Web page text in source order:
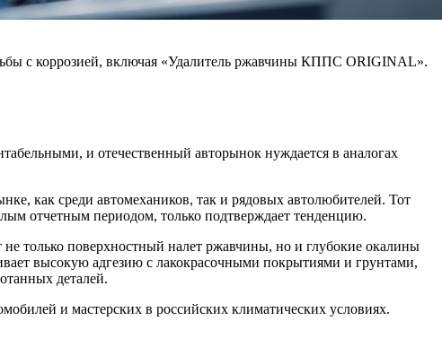
с коррозией, включая «Удалитель ржавчины КППС ORIGINAL».
и отечественный авторынок нуждается в аналогах
как среди автомехаников, так и рядовых автолюбителей. Тот
отчетным периодом, только подтверждает тенденцию.
не только поверхностный налет ржавчины, но и глубокие окалины
высокую адгезию с лакокрасочными покрытиями и грунтами,
деталей.
и мастерских в российских климатических условиях.